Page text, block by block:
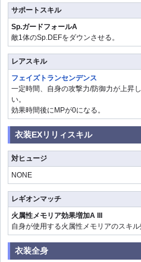
サポートスキル
Sp.ガードフォールA
敵1体のSp.DEFをダウンさせる。
レアスキル
フェイズトランセンデンス
一定時間、自身の攻撃力/防御力が上昇
い。
効果時間後にMPが0になる。
衣装EXリリィスキル
対ヒュージ
NONE
レギオンマッチ
火属性メモリア効果増加A III
自身が使用する火属性メモリアのスキ
衣装全身